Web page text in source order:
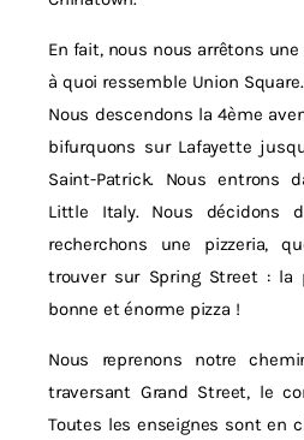
En fait, nous nous arrêtons
à quoi ressemble Union
Nous descendons la 4ème
bifurquons sur Lafayette
Saint-Patrick. Nous entrons
Little Italy. Nous décidons
recherchons une pizzeria,
trouver sur Spring Street : la
bonne et énorme pizza !
Nous reprenons notre
traversant Grand Street, le
Toutes les enseignes sont en